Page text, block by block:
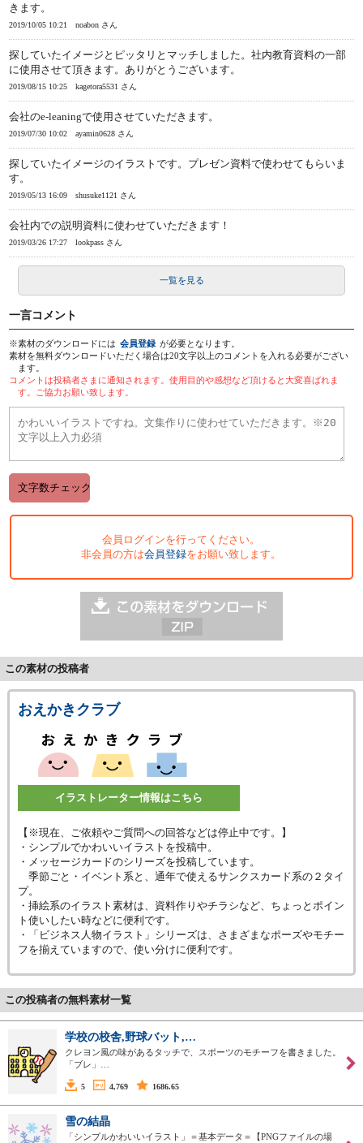
きます。
2019/10/05 10:21 noabon さん
探していたイメージとピッタリとマッチしました。社内教育資料の一部
に使用させて頂きます。ありがとうございます。
2019/08/15 10:25 kagetora5531 さん
会社のe-leaningで使用させていただきます。
2019/07/30 10:02 ayamin0628 さん
探していたイメージのイラストです。プレゼン資料で使わせてもらいま
す。
2019/05/13 16:09 shusuke1121 さん
会社内での説明資料に使わせていただきます！
2019/03/26 17:27 lookpass さん
一覧を見る
一言コメント
※素材のダウンロードには 会員登録 が必要となります。
素材を無料ダウンロードいただく場合は20文字以上のコメントを入れる必要がござい
ます。
コメントは投稿者さまに通知されます。使用目的や感想など頂けると大変喜ばれま
す。ご協力お願い致します。
会員ログインを行ってください。
非会員の方は会員登録をお願い致します。
この素材の投稿者
おえかきクラブ
イラストレーター情報はこちら
【※現在、ご依頼やご質問への回答などは停止中です。】
・シンプルでかわいいイラストを投稿中。
・メッセージカードのシリーズを投稿しています。
季節ごと・イベント系と、通年で使えるサンクスカード系の２タイ
プ。
・挿絵系のイラスト素材は、資料作りやチラシなど、ちょっとポイン
ト使いしたい時などに便利です。
・「ビジネス人物イラスト」シリーズは、さまざまなポーズやモチー
フを揃えていますので、使い分けに便利です。
この投稿者の無料素材一覧
学校の校舎,野球バット,…
クレヨン風の味があるタッチで、スポーツのモチーフを書きました。
「ブレ」…
5 4,769 1686.65
雪の結晶
「シンプルかわいいイラスト」＝基本データ＝【PNGファイルの場